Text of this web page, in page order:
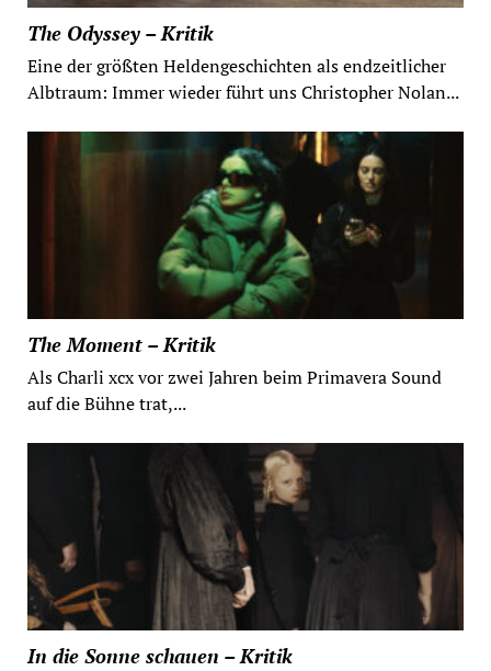
The Odyssey – Kritik
Eine der größten Heldengeschichten als endzeitlicher
Albtraum: Immer wieder führt uns Christopher Nolan...
The Moment – Kritik
Als Charli xcx vor zwei Jahren beim Primavera Sound
auf die Bühne trat,...
In die Sonne schauen – Kritik